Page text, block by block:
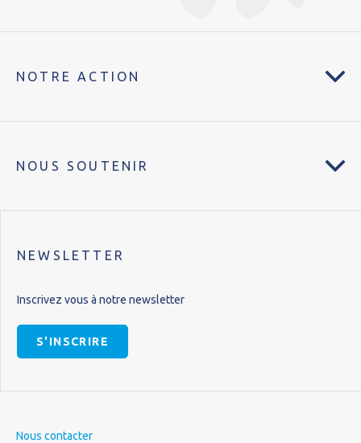
NOTRE ACTION
NOUS SOUTENIR
NEWSLETTER
Inscrivez vous à notre newsletter
S'INSCRIRE
Nous contacter